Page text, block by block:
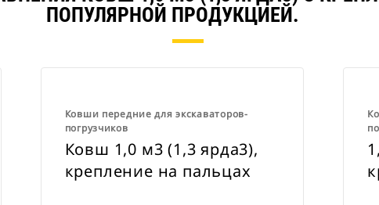
ПОПУЛЯРНОЙ ПРОДУКЦИЕЙ.
Ковши передние для экскаваторов-
погрузчиков
Ковш 1,0 м3 (1,3 ярда3),
крепление на пальцах